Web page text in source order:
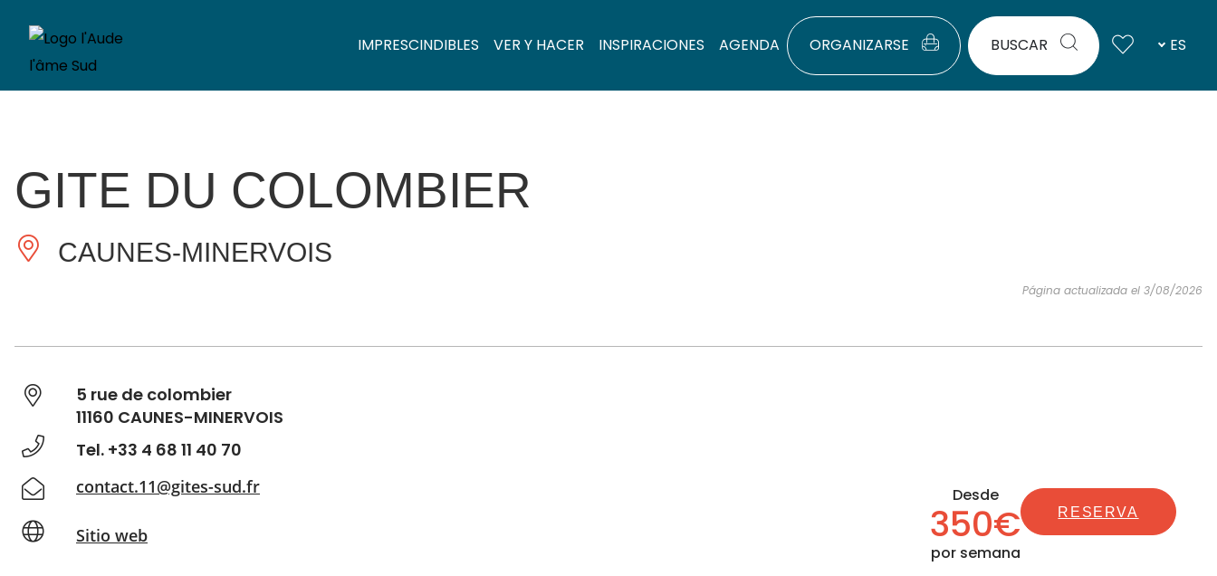
IMPRESCINDIBLES VER Y HACER INSPIRACIONES AGENDA ORGANIZARSE BUSCAR ES
GITE DU COLOMBIER
CAUNES-MINERVOIS
Página actualizada el 3/08/2026
5 rue de colombier
11160 CAUNES-MINERVOIS
Tel. +33 4 68 11 40 70
contact.11@gites-sud.fr
Sitio web
Desde
350€
por semana
RESERVA